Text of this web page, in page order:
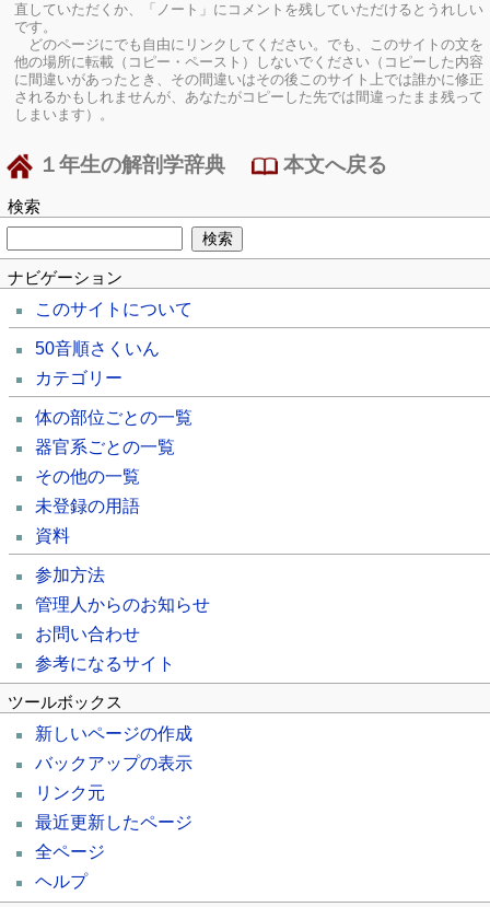
直していただくか、「ノート」にコメントを残していただけるとうれしい
です。
どのページにでも自由にリンクしてください。でも、このサイトの文を
他の場所に転載（コピー・ペースト）しないでください（コピーした内容
に間違いがあったとき、その間違いはその後このサイト上では誰かに修正
されるかもしれませんが、あなたがコピーした先では間違ったまま残って
しまいます）。
１年生の解剖学辞典 本文へ戻る
検索
ナビゲーション
このサイトについて
50音順さくいん
カテゴリー
体の部位ごとの一覧
器官系ごとの一覧
その他の一覧
未登録の用語
資料
参加方法
管理人からのお知らせ
お問い合わせ
参考になるサイト
ツールボックス
新しいページの作成
バックアップの表示
リンク元
最近更新したページ
全ページ
ヘルプ